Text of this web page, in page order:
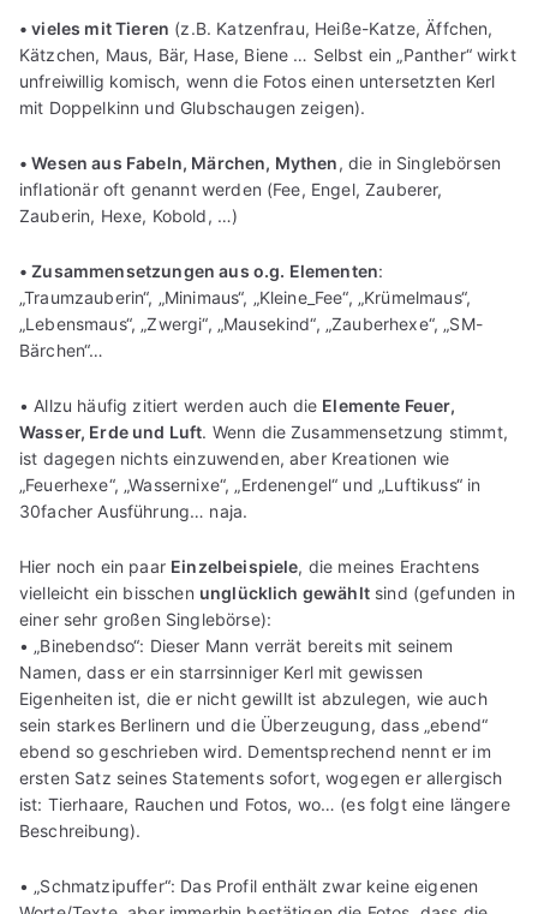
• vieles mit Tieren (z.B. Katzenfrau, Heiße-Katze, Äffchen,
Kätzchen, Maus, Bär, Hase, Biene … Selbst ein „Panther“ wirkt
unfreiwillig komisch, wenn die Fotos einen untersetzten Kerl
mit Doppelkinn und Glubschaugen zeigen).
• Wesen aus Fabeln, Märchen, Mythen, die in Singlebörsen
inflationär oft genannt werden (Fee, Engel, Zauberer,
Zauberin, Hexe, Kobold, …)
• Zusammensetzungen aus o.g. Elementen:
„Traumzauberin“, „Minimaus“, „Kleine_Fee“, „Krümelmaus“,
„Lebensmaus“, „Zwergi“, „Mausekind“, „Zauberhexe“, „SM-
Bärchen“…
• Allzu häufig zitiert werden auch die Elemente Feuer,
Wasser, Erde und Luft. Wenn die Zusammensetzung stimmt,
ist dagegen nichts einzuwenden, aber Kreationen wie
„Feuerhexe“, „Wassernixe“, „Erdenengel“ und „Luftikuss“ in
30facher Ausführung… naja.
Hier noch ein paar Einzelbeispiele, die meines Erachtens
vielleicht ein bisschen unglücklich gewähltsind (gefunden in
einer sehr großen Singlebörse):
• „Binebendso“: Dieser Mann verrät bereits mit seinem
Namen, dass er ein starrsinniger Kerl mit gewissen
Eigenheiten ist, die er nicht gewillt ist abzulegen, wie auch
sein starkes Berlinern und die Überzeugung, dass „ebend“
ebend so geschrieben wird. Dementsprechend nennt er im
ersten Satz seines Statements sofort, wogegen er allergisch
ist: Tierhaare, Rauchen und Fotos, wo… (es folgt eine längere
Beschreibung).
• „Schmatzipuffer“: Das Profil enthält zwar keine eigenen